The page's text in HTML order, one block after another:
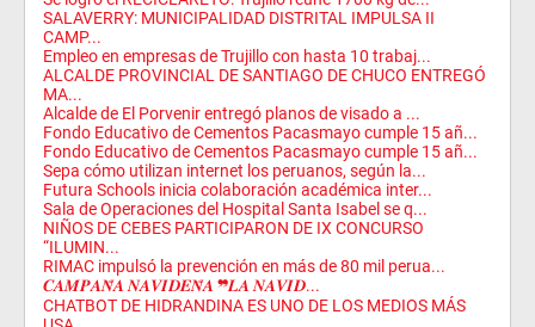
SALAVERRY: MUNICIPALIDAD DISTRITAL IMPULSA II
CAMP...
Empleo en empresas de Trujillo con hasta 10 trabaj...
ALCALDE PROVINCIAL DE SANTIAGO DE CHUCO ENTREGÓ
MA...
Alcalde de El Porvenir entregó planos de visado a ...
Fondo Educativo de Cementos Pacasmayo cumple 15 añ...
Fondo Educativo de Cementos Pacasmayo cumple 15 añ...
Sepa cómo utilizan internet los peruanos, según la...
Futura Schools inicia colaboración académica inter...
Sala de Operaciones del Hospital Santa Isabel se q...
NIÑOS DE CEBES PARTICIPARON DE IX CONCURSO
“ILUMIN...
RIMAC impulsó la prevención en más de 80 mil perua...
𝑪𝑨𝑴𝑷𝑨𝑵̃𝑨 𝑵𝑨𝑽𝑰𝑫𝑬𝑵̃𝑨 ❞𝑳𝑨 𝑵𝑨𝑽𝑰𝑫...
CHATBOT DE HIDRANDINA ES UNO DE LOS MEDIOS MÁS